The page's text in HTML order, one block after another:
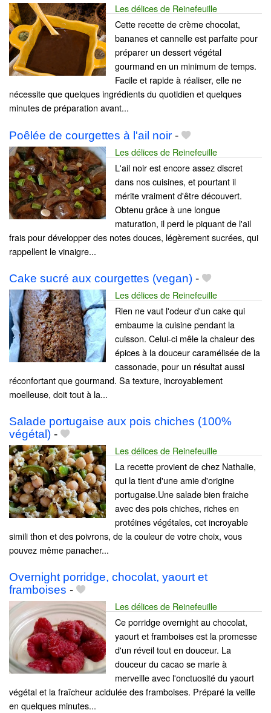
Les délices de Reinefeuille
Cette recette de crème chocolat,
bananes et cannelle est parfaite pour
préparer un dessert végétal
gourmand en un minimum de temps.
Facile et rapide à réaliser, elle ne
nécessite que quelques ingrédients du quotidien et quelques
minutes de préparation avant...
Poêlée de courgettes à l'ail noir -
Les délices de Reinefeuille
L'ail noir est encore assez discret
dans nos cuisines, et pourtant il
mérite vraiment d'être découvert.
Obtenu grâce à une longue
maturation, il perd le piquant de l'ail
frais pour développer des notes douces, légèrement sucrées, qui
rappellent le vinaigre...
Cake sucré aux courgettes (vegan) -
Les délices de Reinefeuille
Rien ne vaut l'odeur d'un cake qui
embaume la cuisine pendant la
cuisson. Celui-ci mêle la chaleur des
épices à la douceur caramélisée de la
cassonade, pour un résultat aussi
réconfortant que gourmand. Sa texture, incroyablement
moelleuse, doit tout à la...
Salade portugaise aux pois chiches (100%
végétal) -
Les délices de Reinefeuille
La recette provient de chez Nathalie,
qui la tient d'une amie d'origine
portugaise.Une salade bien fraiche
avec des pois chiches, riches en
protéines végétales, cet incroyable
simili thon et des poivrons, de la couleur de votre choix, vous
pouvez même panacher...
Overnight porridge, chocolat, yaourt et
framboises -
Les délices de Reinefeuille
Ce porridge overnight au chocolat,
yaourt et framboises est la promesse
d'un réveil tout en douceur. La
douceur du cacao se marie à
merveille avec l'onctuosité du yaourt
végétal et la fraîcheur acidulée des framboises. Préparé la veille
en quelques minutes...